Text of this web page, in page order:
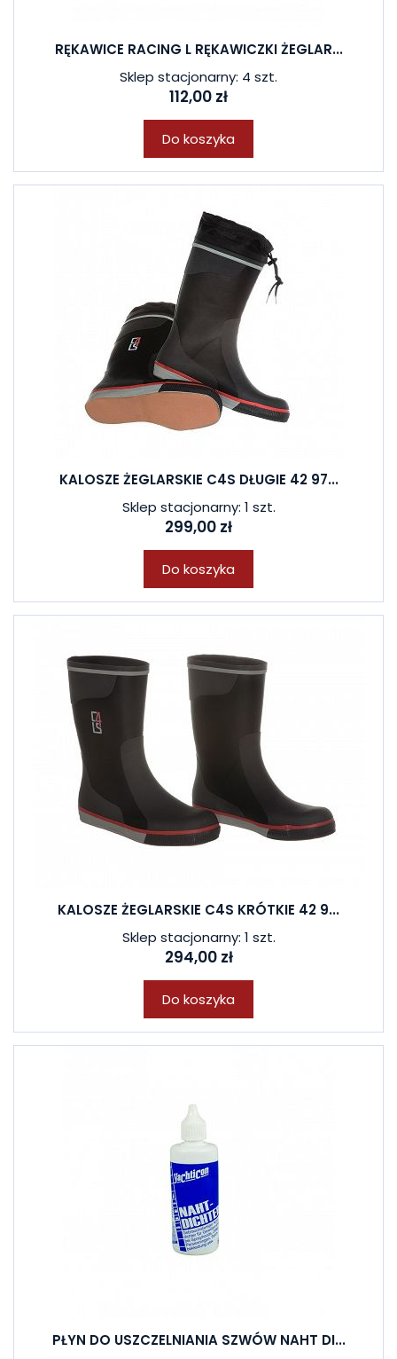
RĘKAWICE RACING L RĘKAWICZKI ŻEGLAR...
Sklep stacjonarny: 4 szt.
112,00 zł
Do koszyka
KALOSZE ŻEGLARSKIE C4S DŁUGIE 42 97...
Sklep stacjonarny: 1 szt.
299,00 zł
Do koszyka
KALOSZE ŻEGLARSKIE C4S KRÓTKIE 42 9...
Sklep stacjonarny: 1 szt.
294,00 zł
Do koszyka
PŁYN DO USZCZELNIANIA SZWÓW NAHT DI...